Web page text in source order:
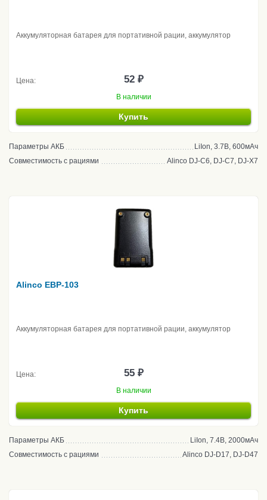
Аккумуляторная батарея для портативной рации, аккумулятор
Цена: 52 ₽
В наличии
Купить
Параметры АКБ
LiIon, 3.7В, 600мАч
Совместимость с рациями
Alinco DJ-C6, DJ-C7, DJ-X7
Alinco EBP-103
Аккумуляторная батарея для портативной рации, аккумулятор
Цена: 55 ₽
В наличии
Купить
Параметры АКБ
LiIon, 7.4В, 2000мАч
Совместимость с рациями
Alinco DJ-D17, DJ-D47